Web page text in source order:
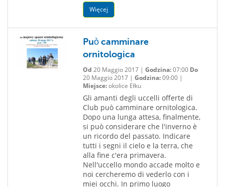
Więcej
Può camminare
ornitologica
Od 20 Maggio 2017 | Godzina:07:00 Do
20 Maggio 2017 | Godzina:09:00 |
Miejsce:okolice Ełku
Gli amanti degli uccelli offerte di
Club può camminare ornitologica.
Dopo una lunga attesa, finalmente,
si può considerare che l'inverno è
un ricordo del passato. Indicare
tutti i segni il cielo e la terra, che
alla fine c'era primavera.
Nell'uccello mondo accade molto e
noi cercheremo di vederlo con i
miei occhi. In primo luogo